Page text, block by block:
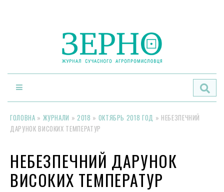
ГОЛОВНА » ЖУРНАЛИ »2018 » ОКТЯБРЬ 2018 ГОД » НЕБЕЗПЕЧНИЙ
ДАРУНОК ВИСОКИХ ТЕМПЕРАТУР
НЕБЕЗПЕЧНИЙ ДАРУНОК
ВИСОКИХ ТЕМПЕРАТУР